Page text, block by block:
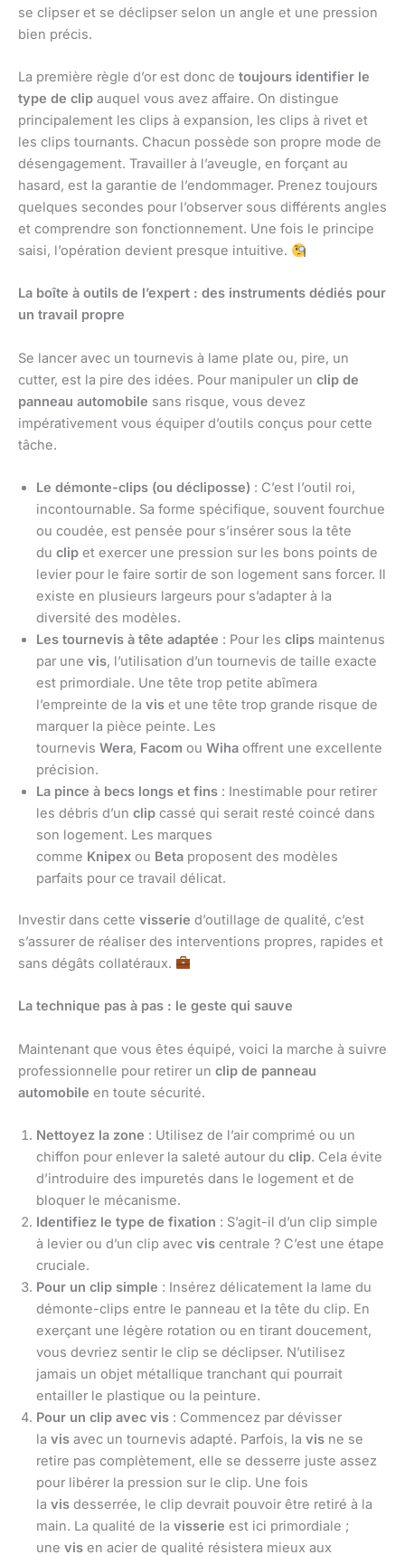
se clipser et se déclipser selon un angle et une pression
bien précis.
La première règle d’or est donc de toujours identifier le
type de clip auquel vous avez affaire. On distingue
principalement les clips à expansion, les clips à rivet et
les clips tournants. Chacun possède son propre mode de
désengagement. Travailler à l’aveugle, en forçant au
hasard, est la garantie de l’endommager. Prenez toujours
quelques secondes pour l’observer sous différents angles
et comprendre son fonctionnement. Une fois le principe
saisi, l’opération devient presque intuitive.
La boîte à outils de l’expert : des instruments dédiés pour
un travail propre
Se lancer avec un tournevis à lame plate ou, pire, un
cutter, est la pire des idées. Pour manipuler un clip de
panneau automobile sans risque, vous devez
impérativement vous équiper d’outils conçus pour cette
tâche.
Le démonte-clips (ou décliposse) : C’est l’outil roi,
incontournable. Sa forme spécifique, souvent fourchue
ou coudée, est pensée pour s’insérer sous la tête
du clip et exercer une pression sur les bons points de
levier pour le faire sortir de son logement sans forcer. Il
existe en plusieurs largeurs pour s’adapter à la
diversité des modèles.
Les tournevis à tête adaptée : Pour les clips maintenus
par une vis, l’utilisation d’un tournevis de taille exacte
est primordiale. Une tête trop petite abîmera
l’empreinte de la vis et une tête trop grande risque de
marquer la pièce peinte. Les
tournevis Wera, Facom ou Wiha offrent une excellente
précision.
La pince à becs longs et fins : Inestimable pour retirer
les débris d’un clip cassé qui serait resté coincé dans
son logement. Les marques
comme Knipex ou Beta proposent des modèles
parfaits pour ce travail délicat.
Investir dans cette visserie d’outillage de qualité, c’est
s’assurer de réaliser des interventions propres, rapides et
sans dégâts collatéraux.
La technique pas à pas : le geste qui sauve
Maintenant que vous êtes équipé, voici la marche à suivre
professionnelle pour retirer un clip de panneau
automobile en toute sécurité.
Nettoyez la zone : Utilisez de l’air comprimé ou un
chiffon pour enlever la saleté autour du clip. Cela évite
d’introduire des impuretés dans le logement et de
bloquer le mécanisme.
Identifiez le type de fixation : S’agit-il d’un clip simple
à levier ou d’un clip avec vis centrale ? C’est une étape
cruciale.
Pour un clip simple : Insérez délicatement la lame du
démonte-clips entre le panneau et la tête du clip. En
exerçant une légère rotation ou en tirant doucement,
vous devriez sentir le clip se déclipser. N’utilisez
jamais un objet métallique tranchant qui pourrait
entailler le plastique ou la peinture.
Pour un clip avec vis : Commencez par dévisser
la vis avec un tournevis adapté. Parfois, la vis ne se
retire pas complètement, elle se desserre juste assez
pour libérer la pression sur le clip. Une fois
la vis desserrée, le clip devrait pouvoir être retiré à la
main. La qualité de la visserie est ici primordiale ;
une vis en acier de qualité résistera mieux aux